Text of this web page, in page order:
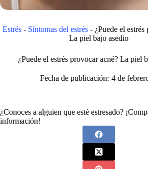
Estrés - Síntomas del estrés - ¿Puede el
La piel bajo asedio
¿Puede el estrés provocar acné? La piel
Fecha de publicación: 4 de
¿Conoces a alguien que esté estresado?
información!